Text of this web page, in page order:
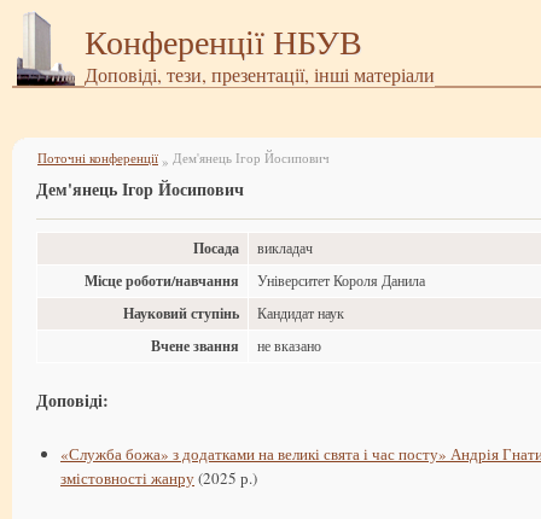
Конференції НБУВ
Доповіді, тези, презентації, інші матеріали
Поточні конференції » Дем'янець Ігор Йосипович
Дем'янець Ігор Йосипович
Посада викладач
Місце роботи/навчання Університет Короля Данила
Науковий ступінь Кандидат наук
Вчене звання не вказано
Доповіді:
«Служба божа» з додатками на великі свята і час посту» Андрія
змістовності жанру(2025 р.)